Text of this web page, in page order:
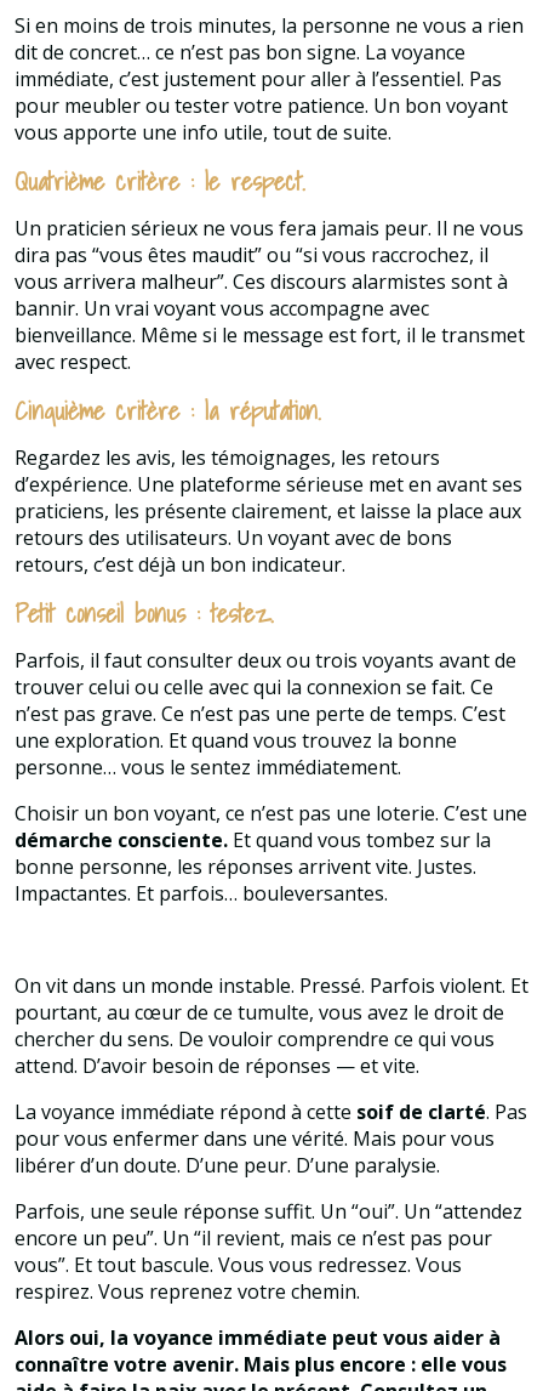
Si en moins de trois minutes, la personne ne vous a rien
dit de concret… ce n’est pas bon signe. La voyance
immédiate, c’est justement pour aller à l’essentiel. Pas
pour meubler ou tester votre patience. Un bon voyant
vous apporte une info utile, tout de suite.
Quatrième critère : le respect.
Un praticien sérieux ne vous fera jamais peur. Il ne vous
dira pas “vous êtes maudit” ou “si vous raccrochez, il
vous arrivera malheur”. Ces discours alarmistes sont à
bannir. Un vrai voyant vous accompagne avec
bienveillance. Même si le message est fort, il le transmet
avec respect.
Cinquième critère : la réputation.
Regardez les avis, les témoignages, les retours
d’expérience. Une plateforme sérieuse met en avant ses
praticiens, les présente clairement, et laisse la place aux
retours des utilisateurs. Un voyant avec de bons
retours, c’est déjà un bon indicateur.
Petit conseil bonus : testez.
Parfois, il faut consulter deux ou trois voyants avant de
trouver celui ou celle avec qui la connexion se fait. Ce
n’est pas grave. Ce n’est pas une perte de temps. C’est
une exploration. Et quand vous trouvez la bonne
personne… vous le sentez immédiatement.
Choisir un bon voyant, ce n’est pas une loterie. C’est une
démarche consciente. Et quand vous tombez sur la
bonne personne, les réponses arrivent vite. Justes.
Impactantes. Et parfois… bouleversantes.
On vit dans un monde instable. Pressé. Parfois violent. Et
pourtant, au cœur de ce tumulte, vous avez le droit de
chercher du sens. De vouloir comprendre ce qui vous
attend. D’avoir besoin de réponses — et vite.
La voyance immédiate répond à cette soif de clarté. Pas
pour vous enfermer dans une vérité. Mais pour vous
libérer d’un doute. D’une peur. D’une paralysie.
Parfois, une seule réponse suffit. Un “oui”. Un “attendez
encore un peu”. Un “il revient, mais ce n’est pas pour
vous”. Et tout bascule. Vous vous redressez. Vous
respirez. Vous reprenez votre chemin.
Alors oui, la voyance immédiate peut vous aider à
connaître votre avenir. Mais plus encore : elle vous